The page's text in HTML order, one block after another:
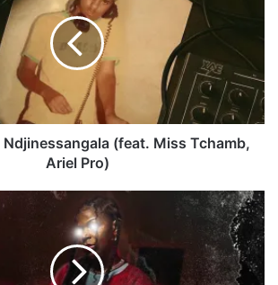
Ndjinessangala (feat. Miss Tchamb,
Ariel Pro)